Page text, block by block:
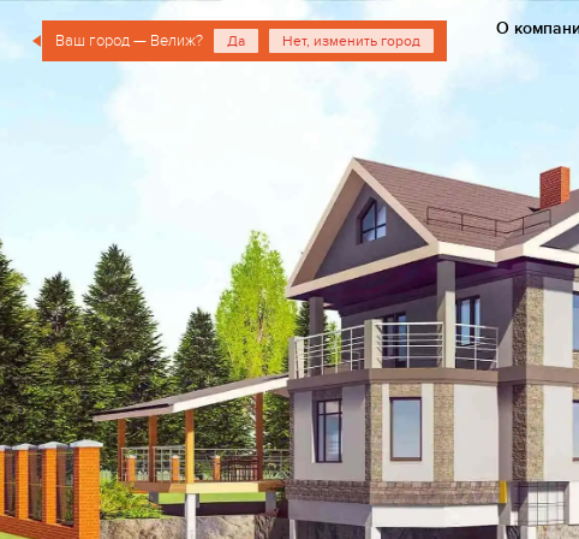
Ваш город — Велиж? Да Нет, изменить город
О